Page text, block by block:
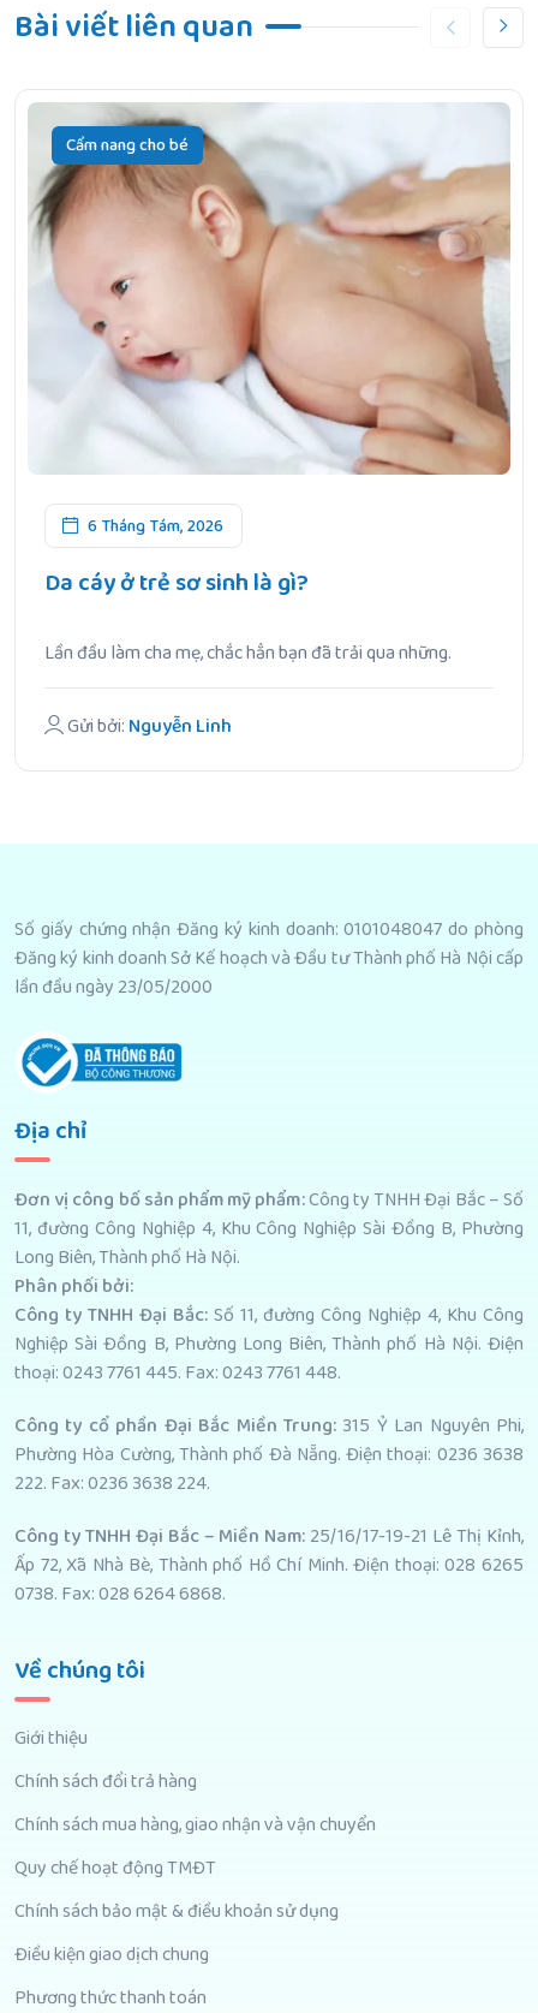
Bài viết liên quan
Cẩm nang cho bé
6 Tháng Tám, 2026
Da cáy ở trẻ sơ sinh là gì?
Lần đầu làm cha mẹ, chắc hẳn bạn đã trải qua những.
Gửi bởi: Nguyễn Linh
Số giấy chứng nhận Đăng ký kinh doanh: 0101048047 do phòng
Đăng ký kinh doanh Sở Kế hoạch và Đầu tư Thành phố Hà Nội cấp
lần đầu ngày 23/05/2000
Địa chỉ
Đơn vị công bố sản phẩm mỹ phẩm:Công ty TNHH Đại Bắc – Số
11, đường Công Nghiệp 4, Khu Công Nghiệp Sài Đồng B, Phường
Long Biên, Thành phố Hà Nội.
Phân phối bởi:
Công ty TNHH Đại Bắc: Số 11, đường Công Nghiệp 4, Khu Công
Nghiệp Sài Đồng B, Phường Long Biên, Thành phố Hà Nội. Điện
thoại: 0243 7761 445. Fax: 0243 7761 448.
Công ty cổ phần Đại Bắc Miền Trung:315 Ỷ Lan Nguyên Phi,
Phường Hòa Cường, Thành phố Đà Nẵng. Điện thoại: 0236 3638
222. Fax: 0236 3638 224.
Công ty TNHH Đại Bắc – Miền Nam: 25/16/17-19-21 Lê Thị Kỉnh,
Ấp 72, Xã Nhà Bè, Thành phố Hồ Chí Minh. Điện thoại: 028 6265
0738. Fax: 028 6264 6868.
Về chúng tôi
Giới thiệu
Chính sách đổi trả hàng
Chính sách mua hàng, giao nhận và vận chuyển
Quy chế hoạt động TMĐT
Chính sách bảo mật & điều khoản sử dụng
Điều kiện giao dịch chung
Phương thức thanh toán